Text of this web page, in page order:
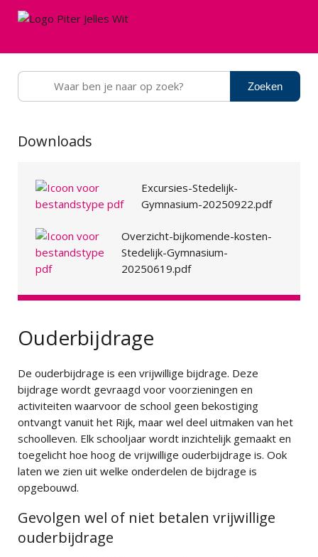
Gratis lesmateriaal
Ouderbijdrage
!mpulse
De Brêge
Dalton Dokkum
De Dyk
Leeuwarder Lyceum
Stedelijk Gymnasium
YnSicht
Zoeken
Downloads
Excursies-Stedelijk-
Gymnasium-20250922.pdf
Overzicht-bijkomende-kosten-
Stedelijk-Gymnasium-
20250619.pdf
Ouderbijdrage
De ouderbijdrage is een vrijwillige bijdrage. Deze
bijdrage wordt gevraagd voor voorzieningen en
activiteiten waarvoor de school geen bekostiging
ontvangt vanuit het Rijk, maar wel deel uitmaken van het
schoolleven. Elk schooljaar wordt inzichtelijk gemaakt en
toegelicht hoe hoog de vrijwillige ouderbijdrage is. Ook
laten we zien uit welke onderdelen de bijdrage is
opgebouwd.
Gevolgen wel of niet betalen vrijwillige
ouderbijdrage